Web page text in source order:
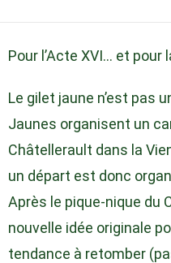
Pour l’Acte XVI… et pour
Le gilet jaune n’est pas
Jaunes organisent un
Châtellerault dans la
un départ est donc
Après le pique-nique du
nouvelle idée originale
tendance à retomber